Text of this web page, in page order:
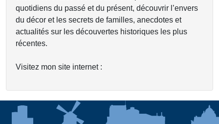
quotidiens du passé et du présent, découvrir l’envers
du décor et les secrets de familles, anecdotes et
actualités sur les découvertes historiques les plus
récentes.
Visitez mon site internet :